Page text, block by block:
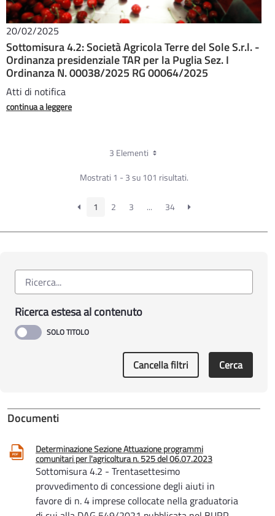
20/02/2025
Sottomisura 4.2: Società Agricola Terre del Sole S.r.l. -
Ordinanza presidenziale TAR per la Puglia Sez. I
Ordinanza N. 00038/2025 RG 00064/2025
Atti di notifica
continua a leggere
3 Elementi
Mostrati 1 - 3 su 101 risultati.
1 2 3 ... 34
Ricerca estesa al contenuto
Cancella filtri Cerca
Documenti
Determinazione Sezione Attuazione programmi
comunitari per l'agricoltura n. 525 del 06.07.2023
Sottomisura 4.2 - Trentasettesimo
provvedimento di concessione degli aiuti in
favore di n. 4 imprese collocate nella graduatoria